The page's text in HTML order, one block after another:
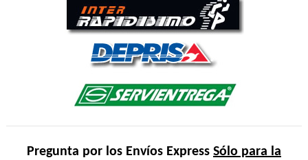
Pregunta por los Envíos Express Sólo para la